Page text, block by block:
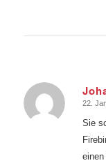
22.
Sie